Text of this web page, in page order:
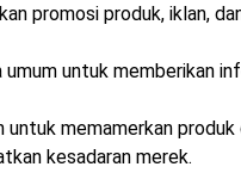
promosi produk, iklan,
untuk memberikan
memamerkan produk
kesadaran merek.